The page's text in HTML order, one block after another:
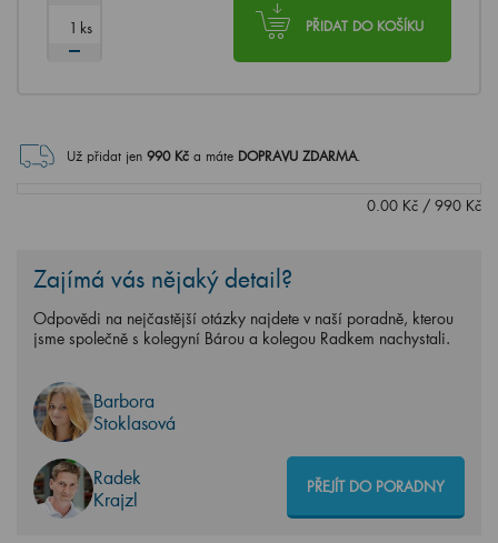
PŘIDAT DO KOŠÍKU
ks
Už přidat jen 990Kč a máte DOPRAVU ZDARMA.
0.00 Kč / 990 Kč
Zajímá vás nějaký detail?
Odpovědi na nejčastější otázky najdete v naší poradně, kterou
jsme společně s kolegyní Bárou a kolegou Radkem nachystali.
Barbora
Stoklasová
Radek
Krajzl
PŘEJÍT DO PORADNY